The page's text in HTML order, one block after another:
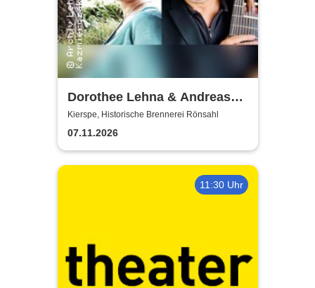
Dorothee Lehna & Andreas
Koch
Kierspe, Historische Brennerei Rönsahl
07.11.2026
11:30 Uhr